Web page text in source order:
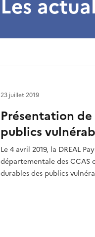
Les
Présentation
publics
Le 4 avril 2019, la DREAL
départementale des CCAS
durables des publics
23 juillet 2019